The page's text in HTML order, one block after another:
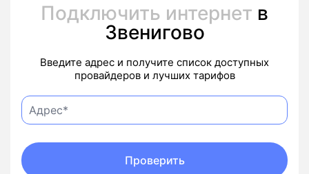
Подключить интернет в
Звенигово
Введите адрес и получите список доступных
провайдеров и лучших тарифов
Проверить